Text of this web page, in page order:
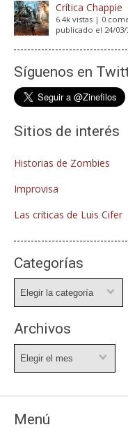
Crítica Chappie
6.4k vistas | 0
publicado el 24/03/
Síguenos en
Sitios de interés
Historias de Zombies
Improvisa
Las críticas de Luis Cifer
Categorías
Archivos
Menú